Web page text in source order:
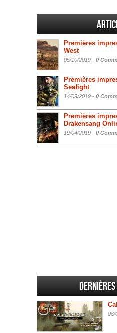
Premières
West
05/10/2019 - 0
Premières
Seafight
14/09/2019 - 0
Premières
Drakensang
19/04/2019 - 0
06/